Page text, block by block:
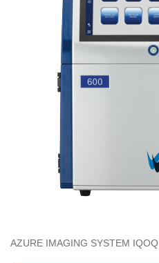
AZURE IMAGING SYSTEM IQOQ